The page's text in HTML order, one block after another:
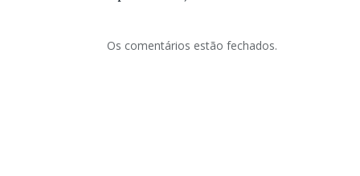
Os comentários estão fechados.